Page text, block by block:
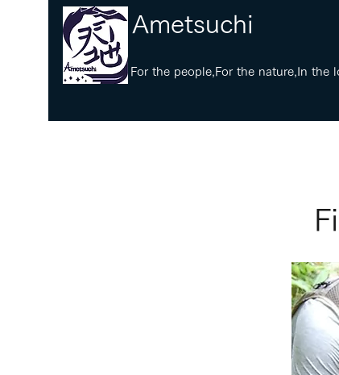
​Ametsuchi
​For the people,For the nature,In the